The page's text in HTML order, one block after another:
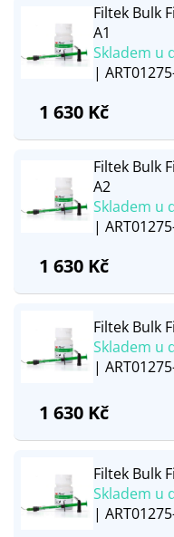
Filtek Bulk
A1
Skladem u
|
1 630 Kč
Filtek Bulk
A2
Skladem u
|
1 630 Kč
Filtek Bulk
Skladem u
|
1 630 Kč
Filtek Bulk
Skladem u
|